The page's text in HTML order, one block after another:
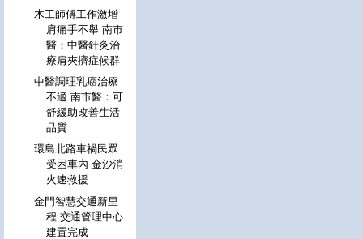
木工師傅工作激增
肩痛手不舉 南市
醫：中醫針灸治
療肩夾擠症候群
中醫調理乳癌治療
不適 南市醫：可
舒緩助改善生活
品質
環島北路車禍民眾
受困車內 金沙消
火速救援
金門智慧交通新里
程 交通管理中心
建置完成